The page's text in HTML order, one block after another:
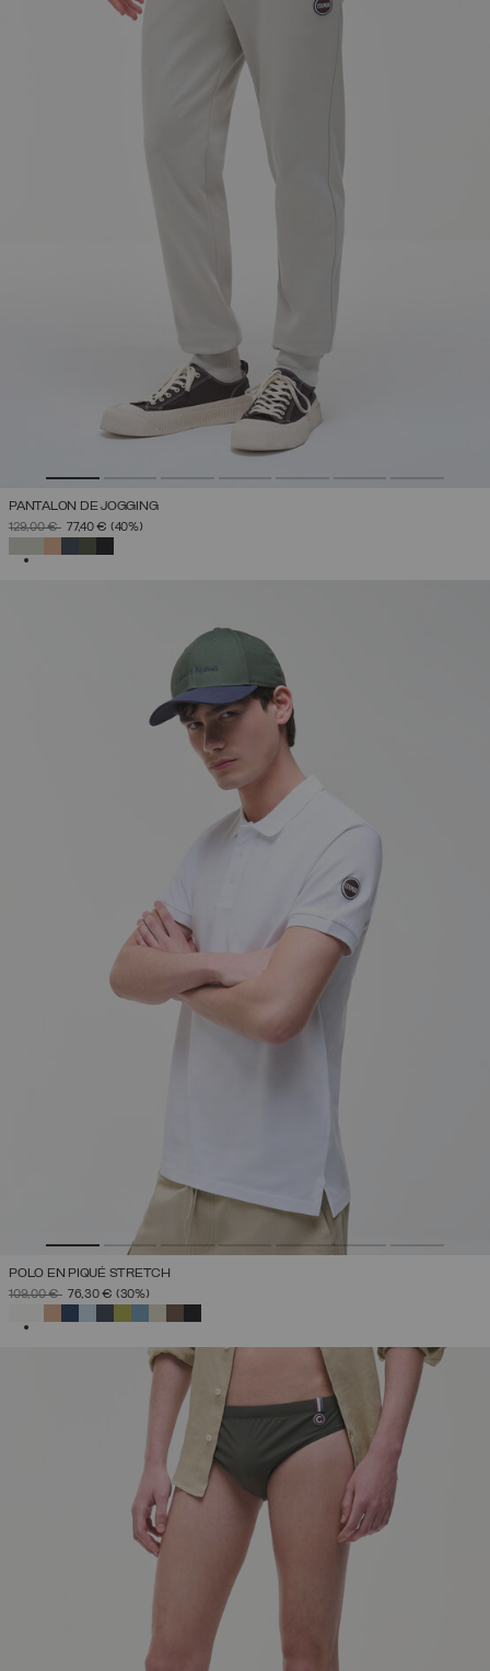
PANTALON DE JOGGING
PRIX RÉDUIT DE
129,00 €À77,40 € (40%)
POLO EN PIQUÉ STRETCH
PRIX RÉDUIT DE
109,00 €À76,30 € (30%)